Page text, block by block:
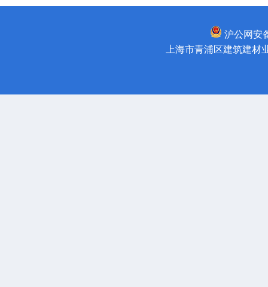
沪公网安
上海市青浦区建筑建材